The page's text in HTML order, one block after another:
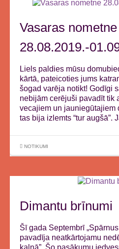
Vasaras nometne
28.08.2019.-
Liels paldies mūsu
kārtā, pateicoties jums
šogad varēja notikt! Godīgi
nebijām cerējuši pavadīt tik
vecajiem un jauniegūtajiem
tas bija izlemts “tur augšā”.
NOTIKUMI
Dimantu brīnumi
Šī gada Septembrī
pavadīja neatkārtojamu
kalnā”. Šo pasākumu